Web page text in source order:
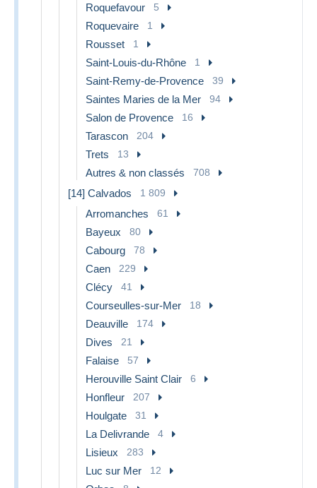
Roquefavour 5
Roquevaire 1
Rousset 1
Saint-Louis-du-Rhône 1
Saint-Remy-de-Provence 39
Saintes Maries de la Mer 94
Salon de Provence 16
Tarascon 204
Trets 13
Autres & non classés 708
[14] Calvados 1 809
Arromanches 61
Bayeux 80
Cabourg 78
Caen 229
Clécy 41
Courseulles-sur-Mer 18
Deauville 174
Dives 21
Falaise 57
Herouville Saint Clair 6
Honfleur 207
Houlgate 31
La Delivrande 4
Lisieux 283
Luc sur Mer 12